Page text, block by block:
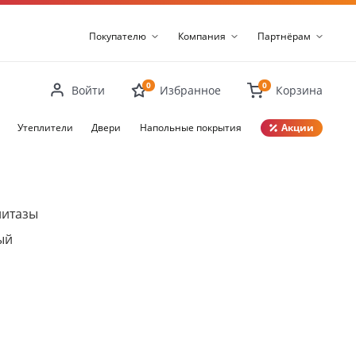
Покупателю Компания Партнёрам
Войти 0 Избранное 0 Корзина
Утеплители Двери Напольные покрытия Акции